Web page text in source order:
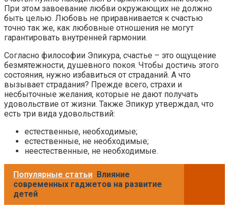
При этом завоевание любви окружающих не должно
быть целью. Любовь не приравнивается к счастью
точно так же, как любовные отношения не могут
гарантировать внутренней гармонии.
Согласно философии Эпикура, счастье – это ощущение
безмятежности, душевного покоя. Чтобы достичь этого
состояния, нужно избавиться от страданий. А что
вызывает страдания? Прежде всего, страхи и
несбыточные желания, которые не дают получать
удовольствие от жизни. Также Эпикур утверждал, что
есть три вида удовольствий:
естественные, необходимые;
естественные, не необходимые;
неестественные, не необходимые.
Популярные статьи Влияние
современных гаджетов на развитие
детей